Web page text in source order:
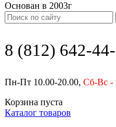
Основан в 2003г
8 (812) 642-
Пн-Пт 10.00-20.00, Сб-Вс -
Корзина пуста
Каталог товаров